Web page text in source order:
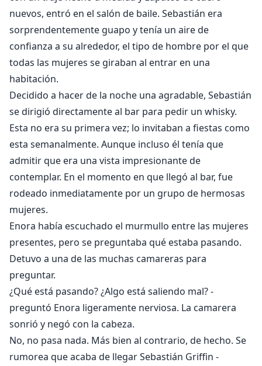
nuevos, entró en el salón de baile. Sebastián era
sorprendentemente guapo y tenía un aire de
confianza a su alrededor, el tipo de hombre por el que
todas las mujeres se giraban al entrar en una
habitación.
Decidido a hacer de la noche una agradable, Sebastián
se dirigió directamente al bar para pedir un whisky.
Esta no era su primera vez; lo invitaban a fiestas como
esta semanalmente. Aunque incluso él tenía que
admitir que era una vista impresionante de
contemplar. En el momento en que llegó al bar, fue
rodeado inmediatamente por un grupo de hermosas
mujeres.
Enora había escuchado el murmullo entre las mujeres
presentes, pero se preguntaba qué estaba pasando.
Detuvo a una de las muchas camareras para
preguntar.
¿Qué está pasando? ¿Algo está saliendo mal? -
preguntó Enora ligeramente nerviosa. La camarera
sonrió y negó con la cabeza.
No, no pasa nada. Más bien al contrario, de hecho. Se
rumorea que acaba de llegar Sebastián Griffin -